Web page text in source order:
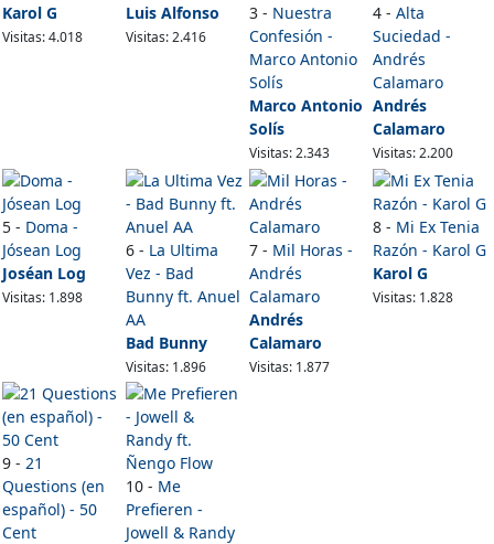
Karol G
Visitas: 4.018
Luis Alfonso
Visitas: 2.416
3 - Nuestra
Confesión -
Marco Antonio
Solís
Marco Antonio
Solís
Visitas: 2.343
4 -Alta
Suciedad -
Andrés
Calamaro
Andrés
Calamaro
Visitas: 2.200
5 - Doma -
Jósean Log
Joséan Log
Visitas: 1.898
6 - La Ultima
Vez - Bad
Bunny ft. Anuel
AA
Bad Bunny
Visitas: 1.896
7 - Mil Horas -
Andrés
Calamaro
Andrés
Calamaro
Visitas: 1.877
8 - Mi Ex Tenia
Razón - Karol G
Karol G
Visitas: 1.828
9 -21
Questions (en
español) - 50
Cent
10 - Me
Prefieren -
Jowell & Randy